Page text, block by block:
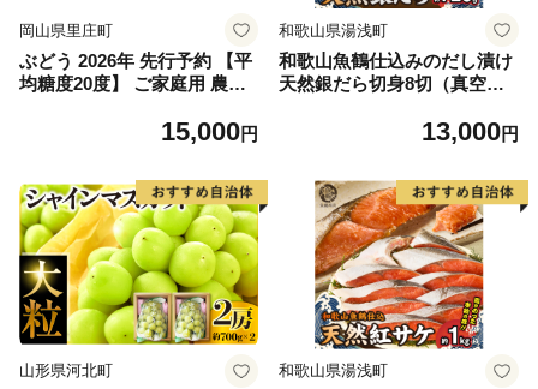
岡山県里庄町
ぶどう 2026年 先行予約 【平
均糖度20度】 ご家庭用 農家
ット 2～3房 合計約1.2kg ブ
直送 】
15,000円
和歌山県湯浅町
和歌山魚鶴仕込みのだし漬け
天然銀だら切身8切（真空パ
製法 良質な脂 ふっくら 柔ら
ぶ だし漬け 煮付け ムニエル
味噌漬け 鍋物 冷凍 湯浅町 送
料無料_G7334
13,000円
山形県河北町 和歌山県湯浅町